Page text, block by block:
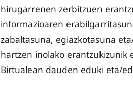
hirugarrenen zerbitzuen
informazioaren
zabaltasuna, egiazkotasuna
hartzen inolako
Birtualean dauden eduki eta/